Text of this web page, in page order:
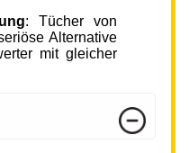
: Tücher von
Alternative
mit gleicher